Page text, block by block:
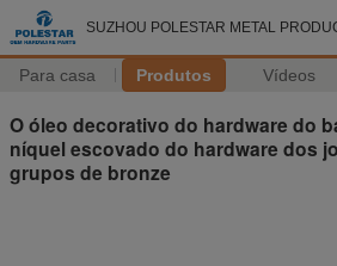
SUZHOU POLESTAR METAL
Para casa Produtos Vídeos
O óleo decorativo do hardware do
níquel escovado do hardware dos
grupos de bronze